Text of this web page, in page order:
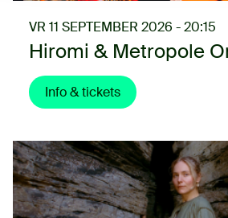
VR 11 SEPTEMBER 2026 - 20:15
Hiromi & Metropole
Info & tickets